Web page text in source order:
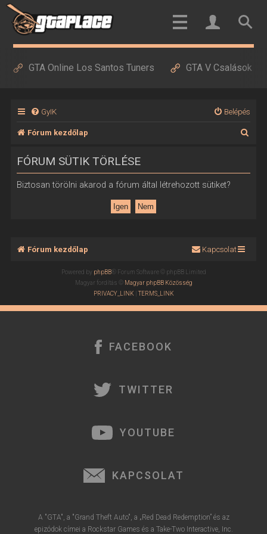
GTA Online Los Santos Tuners GTA V Csalások
GyIK Belépés
Fórum kezdőlap
FÓRUM SÜTIK TÖRLÉSE
Biztosan törölni akarod a fórum által létrehozott sütiket?
Fórum kezdőlap Kapcsolat
Powered by phpBB® Forum Software © phpBB Limited
Magyar fordítás © Magyar phpBB Közösség
PRIVACY_LINK |TERMS_LINK
FACEBOOK
TWITTER
YOUTUBE
KAPCSOLAT
A "GTA", a "Grand Theft Auto", a „Red Dead Redemption” és az
epizódok címei a Rockstar Games és a Take-Two Interactive, Inc.